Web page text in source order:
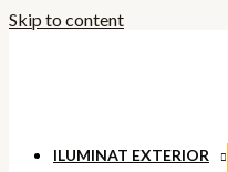
Skip to content
ILUMINAT EXTERIOR